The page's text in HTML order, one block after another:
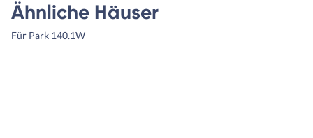
Ähnliche Häuser
Für Park 140.1W